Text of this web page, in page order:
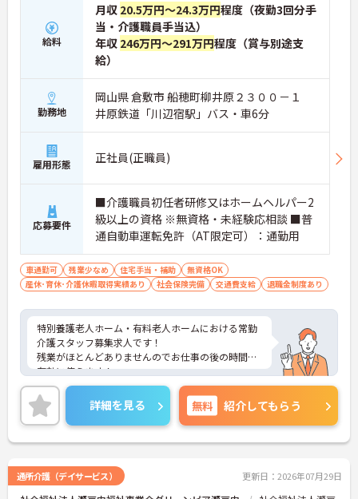
給料
月収 20.5万円～24.3万円程度（夜勤3回分手
当・介護職員手当込）
年収 246万円～291万円程度（賞与別途支
給）
勤務地
岡山県 倉敷市 船穂町柳井原２３００－１
井原鉄道「川辺宿駅」バス・車6分
雇用形態 正社員(正職員)
応募要件
■介護職員初任者研修又はホームヘルパー2
級以上の資格 ※無資格・未経験応相談 ■普
通自動車運転免許（AT限定可）：通勤用
車通勤可 残業少なめ 住宅手当・補助
無資格OK
産休･育休･介護休暇取得実績あり
社会保険完備 交通費支給 退職金制度あり
特別養護老人ホーム・有料老人ホームにおける常勤
介護スタッフ募集求人です！
残業がほとんどありませんのでお仕事の後の時間も
有効に使えます！
ご興味ある方には、面接のポイントなど、さらに詳
細をお話致しますのでお気軽にご相談ください。
詳細を見る 無料 紹介してもらう
通所介護（デイサービス） 更新日：2026年07月29日